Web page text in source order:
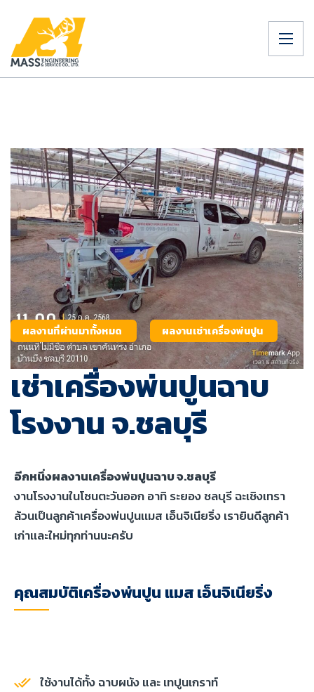
ผลงานที่ผ่านมาทั้งหมด ผลงานเช่าเครื่องพ่นปูน
เช่าเครื่องพ่นปูนฉาบ
โรงงาน จ.ชลบุรี
อีกหนึ่งผลงานเครื่องพ่นปูนฉาบ จ.ชลบุรี
งานโรงงานในโซนตะวันออก อาทิ ระยอง ชลบุรี ฉะเชิงเทรา
ล้วนเป็นลูกค้าเครื่องพ่นปูนเเมส เอ็นจิเนียริ่ง เรายินดีลูกค้า
เก่าเเละใหม่ทุกท่านนะครับ
คุณสมบัติเครื่องพ่นปูน แมส เอ็นจิเนียริ่ง
ใช้งานได้ทั้ง ฉาบผนัง และ เทปูนเกราท์